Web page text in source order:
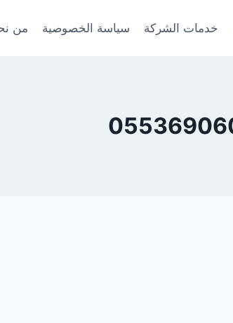
خدمات الشركة سياسة الخصوصية من